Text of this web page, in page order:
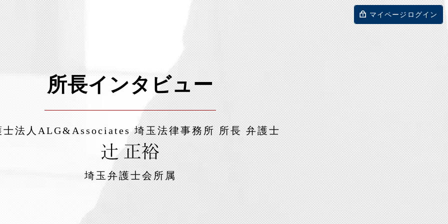
マイページログイン
士法人ALG&Associates 埼玉法律事務所 所長 弁護士
埼玉弁護士会所属